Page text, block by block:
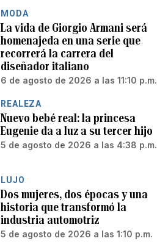
MODA
La vida de Giorgio Armani será
homenajeda en una serie que
recorrerá la carrera del
diseñador italiano
6 de agosto de 2026 a las 11:10 p.m.
REALEZA
Nuevo bebé real: la princesa
Eugenie da a luz a su tercer hijo
5 de agosto de 2026 a las 4:38 p.m.
LUJO
Dos mujeres, dos épocas y una
historia que transformó la
industria automotriz
5 de agosto de 2026 a las 1:10 p.m.